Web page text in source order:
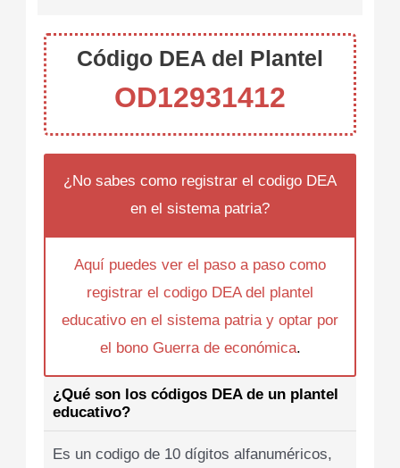
Código DEA del Plantel
OD12931412
¿No sabes como registrar el codigo DEA
en el sistema patria?
Aquí puedes ver el paso a paso como
registrar el codigo DEA del plantel
educativo en el sistema patria y optar por
el bono Guerra de económica.
¿Qué son los códigos DEA de un plantel
educativo?
Es un codigo de 10 dígitos alfanuméricos,